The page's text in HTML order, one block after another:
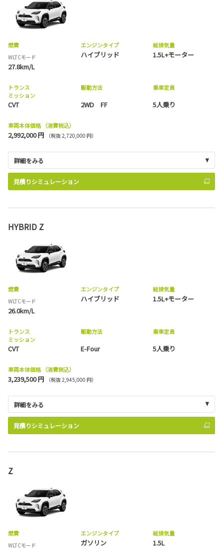
燃費
WLTCモード
27.8km/L
エンジンタイプ
ハイブリッド
総排気量
1.5L+モーター
トランス
ミッション
CVT
駆動方法
2WD FF
乗車定員
5人乗り
車両本体価格 （消費税込）
2,992,000 円 （税抜 2,720,000 円）
詳細をみる
見積りシミュレーション
HYBRID Z
燃費
WLTCモード
26.0km/L
エンジンタイプ
ハイブリッド
総排気量
1.5L+モーター
トランス
ミッション
CVT
駆動方法
E-Four
乗車定員
5人乗り
車両本体価格 （消費税込）
3,239,500 円 （税抜 2,945,000 円）
詳細をみる
見積りシミュレーション
Z
燃費
WLTCモード
エンジンタイプ
ガソリン
総排気量
1.5L